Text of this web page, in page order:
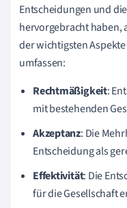
Entscheidungen und
hervorgebracht haben,
der wichtigsten
umfassen:
Rechtmäßigkeit:
mit bestehenden
Akzeptanz: Die
Entscheidung als
Effektivität: Die
für die Gesellschaft